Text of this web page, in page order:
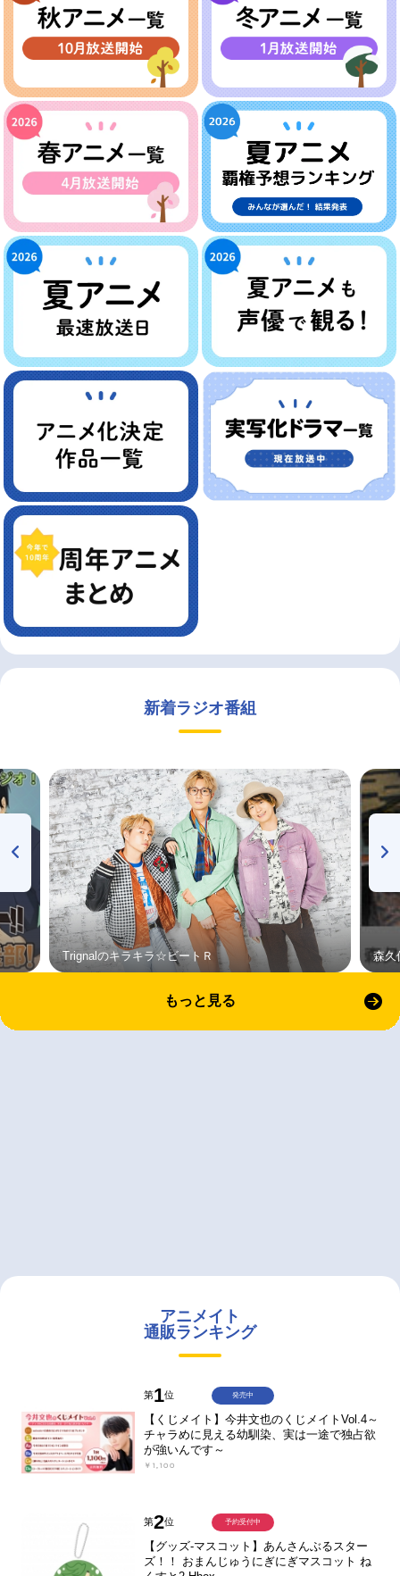
新着ラジオ番組
Trignalのキラキラ☆ビートＲ 森久
もっと見る
アニメイト
通販ランキング
第1位
【くじメイト】今井文也のくじメイトVol.4～
チャラめに見える幼馴染、実は一途で独占欲
が強いんです～
￥1,100
発売中
第2位
【グッズ-マスコット】あんさんぶるスター
ズ！！ おまんじゅうにぎにぎマスコット ね
予約受付中